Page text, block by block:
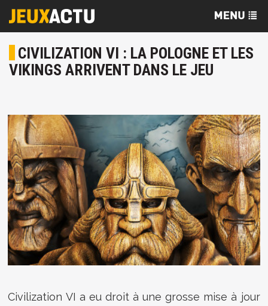
CIVILIZATION VI : LA POLOGNE ET LES
VIKINGS ARRIVENT DANS LE JEU
Civilization VI a eu droit à une grosse mise à jour